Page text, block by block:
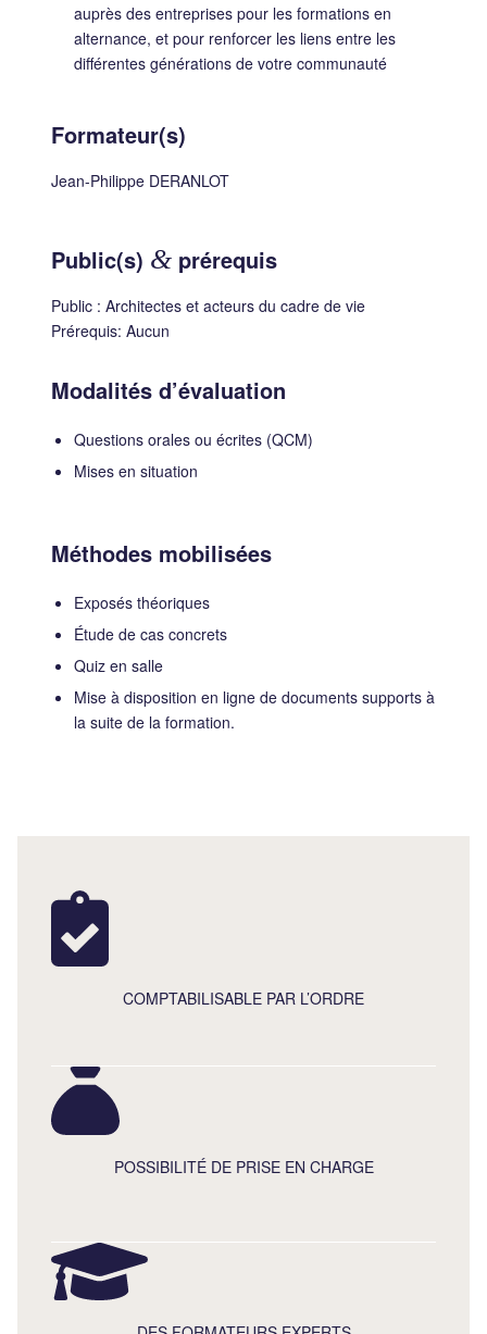
auprès des entreprises pour les formations en
alternance, et pour renforcer les liens entre les
différentes générations de votre communauté
Formateur(s)
Jean-Philippe DERANLOT
Public(s) &prérequis
Public : Architectes et acteurs du cadre de vie
Prérequis: Aucun
Modalités d’évaluation
Questions orales ou écrites (QCM)
Mises en situation
Méthodes mobilisées
Exposés théoriques
Étude de cas concrets
Quiz en salle
Mise à disposition en ligne de documents supports à
la suite de la formation.
COMPTABILISABLE PAR L’ORDRE
POSSIBILITÉ DE PRISE EN CHARGE